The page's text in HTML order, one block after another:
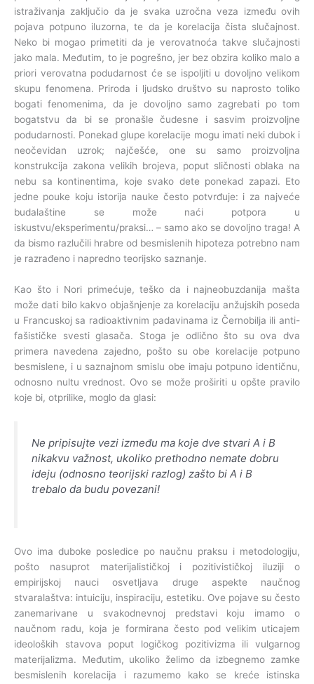
istraživanja zaključio da je svaka uzročna veza između ovih
pojava potpuno iluzorna, te da je korelacija čista slučajnost.
Neko bi mogao primetiti da je verovatnoća takve slučajnosti
jako mala. Međutim, to je pogrešno, jer bez obzira koliko malo a
priori verovatna podudarnost će se ispoljiti u dovoljno velikom
skupu fenomena. Priroda i ljudsko društvo su naprosto toliko
bogati fenomenima, da je dovoljno samo zagrebati po tom
bogatstvu da bi se pronašle čudesne i sasvim proizvoljne
podudarnosti. Ponekad glupe korelacije mogu imati neki dubok i
neočevidan uzrok; najčešće, one su samo proizvoljna
konstrukcija zakona velikih brojeva, poput sličnosti oblaka na
nebu sa kontinentima, koje svako dete ponekad zapazi. Eto
jedne pouke koju istorija nauke često potvrđuje: i za najveće
budalaštine se može naći potpora u
iskustvu/eksperimentu/praksi… – samo ako se dovoljno traga! A
da bismo razlučili hrabre od besmislenih hipoteza potrebno nam
je razrađeno i napredno teorijsko saznanje.
Kao što i Nori primećuje, teško da i najneobuzdanija mašta
može dati bilo kakvo objašnjenje za korelaciju anžujskih poseda
u Francuskoj sa radioaktivnim padavinama iz Černobilja ili anti-
fašističke svesti glasača. Stoga je odlično što su ova dva
primera navedena zajedno, pošto su obe korelacije potpuno
besmislene, i u saznajnom smislu obe imaju potpuno identičnu,
odnosno nultu vrednost. Ovo se može proširiti u opšte pravilo
koje bi, otprilike, moglo da glasi:
Ne pripisujte vezi između ma koje dve stvari A i B
nikakvu važnost, ukoliko prethodno nemate dobru
ideju (odnosno teorijski razlog) zašto bi A i B
trebalo da budu povezani!
Ovo ima duboke posledice po naučnu praksu i metodologiju,
pošto nasuprot materijalističkoj i pozitivističkoj iluziji o
empirijskoj nauci osvetljava druge aspekte naučnog
stvaralaštva: intuiciju, inspiraciju, estetiku. Ove pojave su često
zanemarivane u svakodnevnoj predstavi koju imamo o
naučnom radu, koja je formirana često pod velikim uticajem
ideoloških stavova poput logičkog pozitivizma ili vulgarnog
materijalizma. Međutim, ukoliko želimo da izbegnemo zamke
besmislenih korelacija i razumemo kako se kreće istinska